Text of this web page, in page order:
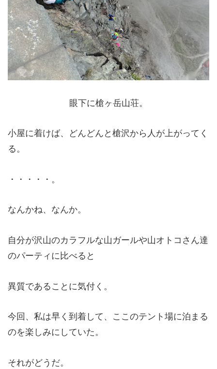
眼下に槍ヶ岳山荘。
小屋に着けば、どんどんと槍沢から人が上がってく
る。
・・・・・。
なんかね、なんか。
自分が沢山のカラフルな山ガールや山オトコさん達
のパーティに比べると
異質であることに気付く。
今回、私は早く到着して、ここのテント場に泊まる
のを楽しみにしていた。
それがどうだ。